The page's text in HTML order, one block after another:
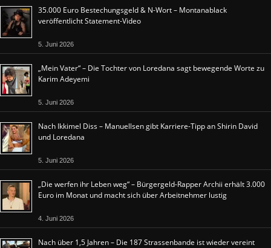
35.000 Euro Bestechungsgeld & N-Wort – Montanablack
veröffentlicht Statement-Video
5. Juni 2026
„Mein Vater“ – Die Tochter von Loredana sagt bewegende Worte zu
Karim Adeyemi
5. Juni 2026
Nach Ikkimel Diss – Manuellsen gibt Karriere-Tipp an Shirin David
und Loredana
5. Juni 2026
„Die werfen ihr Leben weg“ – Bürgergeld-Rapper Archii erhält 3.000
Euro im Monat und macht sich über Arbeitnehmer lustig
4. Juni 2026
Nach über 1,5 Jahren – Die 187 Strassenbande ist wieder vereint